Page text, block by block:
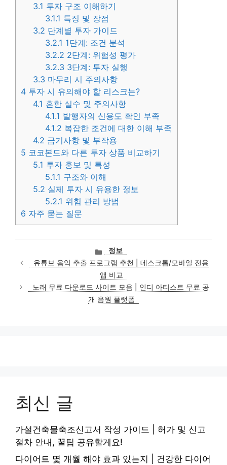
3.1 투자 구조 이해하기
3.1.1 특징 및 장점
3.2 단계별 투자 가이드
3.2.1 1단계: 조건 분석
3.2.2 2단계: 위험성 평가
3.2.3 3단계: 투자 실행
3.3 마무리 시 주의사항
4 투자 시 유의해야 할 리스크는?
4.1 흔한 실수 및 주의사항
4.1.1 발행자의 신용도 확인 부족
4.1.2 복잡한 조건에 대한 이해 부족
4.2 금기사항 및 부작용
5 코코본드와 다른 투자 상품 비교하기
5.1 투자 홍보 및 특성
5.1.1 구조와 이해
5.2 실제 투자 시 유용한 정보
5.2.1 위험 관리 방법
6 자주 묻는 질문
카
테
고
리
정보
유튜브 음악 추출 프로그램 추천 | 데스크톱/모바일 전용
앱 비교
노래 무료 다운로드 사이트 모음 | 인디 아티스트 무료 공
개 음원 플랫폼
최신 글
가설건축물축조신고서 작성 가이드 | 허가 및 신고
절차 안내, 꿀팁 공유할게요!
다이어트 몇 개월 해야 효과 있는지 | 건강한 다이어